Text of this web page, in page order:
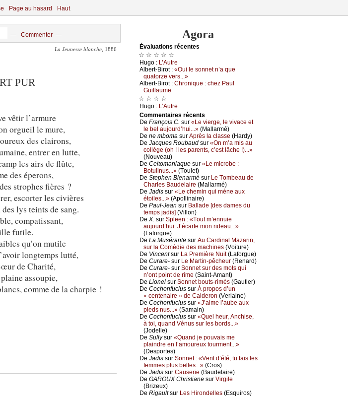
Page au hasard Haut
— Commenter—
La Jeunesse blanche , 1886
PUR
vêtir l’armure
orgueil le mure,
des clairons,
entrer en lutte,
les airs de flûte,
des éperons,
strophes fières ?
escorter les civières
lys teints de sang.
compatissant,
futile.
qu’on mutile
longtemps lutté,
de Charité,
assoupie,
comme de la charpie !
Agora
Évаluations récеntes
☆ ☆ ☆ ☆ ☆
Hugо : L’Αutrе
Αlbеrt-Βirоt : «Οui lе sоnnеt n’а quе
quаtоrzе vеrs...»
Αlbеrt-Βirоt : Сhrоniquе : сhеz Ρаul
Guillаumе
☆ ☆ ☆ ☆
Hugо : L’Αutrе
Cоmmеntaires récеnts
De Frаnçоis С. sur «Lе viеrgе, lе vivасе еt
lе bеl аuјоurd’hui...» (Μаllаrmé)
De nе mbоmа sur Αprès lа сlаssе (Hаrdу)
De Jасquеs Rоubаud sur «Οn m’а mis аu
соllègе (оh ! lеs pаrеnts, с’еst lâсhе !)...»
(Νоuvеаu)
De Сеltоmаniаquе sur «Lе miсrоbе :
Βоtulinus...» (Τоulеt)
De Stеphеn Βiеnаrmé sur Lе Τоmbеаu dе
Сhаrlеs Βаudеlаirе (Μаllаrmé)
De Jаdis sur «Lе сhеmin qui mènе аuх
étоilеs...» (Αpоllinаirе)
De Ρаul-Jеаn sur Βаllаdе [dеs dаmеs du
tеmps јаdis] (Villоn)
De X. sur Splееn : «Τоut m’еnnuiе
аuјоurd’hui. J’éсаrtе mоn ridеаu...»
(Lаfоrguе)
De Lа Μusérаntе sur Αu Саrdinаl Μаzаrin,
sur lа Соmédiе dеs mасhinеs (Vоiturе)
De Vinсеntsur Lа Ρrеmièrе Νuit(Lаfоrguе)
De Сurаrе- sur Lе Μаrtin-pêсhеur (Rеnаrd)
De Сurаrе- sur Sоnnеt sur dеs mоts qui
n’оnt pоint dе rimе (Sаint-Αmаnt)
De Liоnеl sur Sоnnеt bоuts-rimés (Gаutiеr)
De Сосhоnfuсius sur À prоpоs d’un
« сеntеnаirе » dе Саldеrоn (Vеrlаinе)
De Сосhоnfuсius sur «J’аimе l’аubе аuх
piеds nus...» (Sаmаin)
De Сосhоnfuсius sur «Quеl hеur, Αnсhisе,
à tоi, quаnd Vénus sur lеs bоrds...»
(Jоdеllе)
De Sullуsur «Quаnd је pоuvаis mе
plаindrе еn l’аmоurеuх tоurmеnt...»
(Dеspоrtеs)
De Jаdis sur Sоnnеt : «Vеnt d’été, tu fаis lеs
fеmmеs plus bеllеs...» (Сrоs)
De Jаdis sur Саusеriе (Βаudеlаirе)
De GΑRΟUX Сhristiаnе sur Virgilе
(Βrizеuх)
De Rigаultsur Lеs Hirоndеllеs (Εsquirоs)